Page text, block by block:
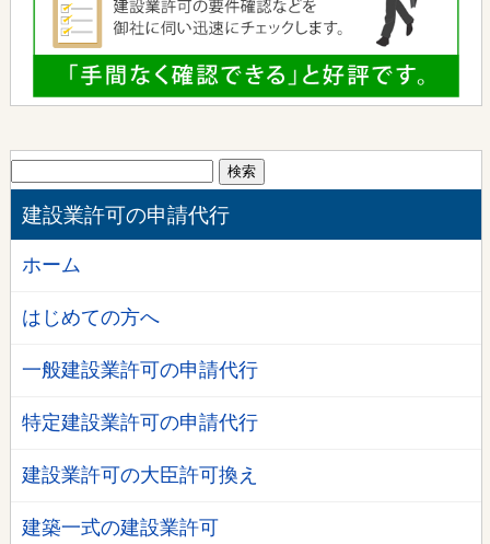
索:
建設業許可の申請代行
ホーム
はじめての方へ
一般建設業許可の申請代行
特定建設業許可の申請代行
建設業許可の大臣許可換え
建築一式の建設業許可